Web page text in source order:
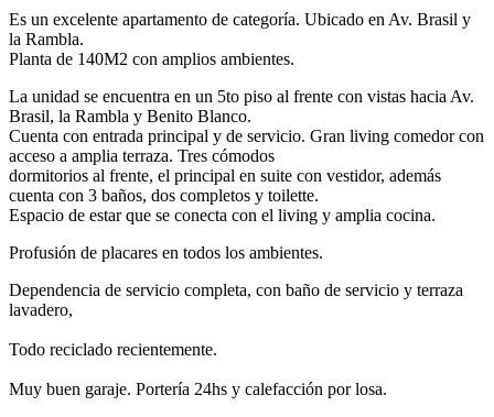
Es un excelente apartamento de categoría. Ubicado en Av. Brasil y
la Rambla.
Planta de 140M2 con amplios ambientes.
La unidad se encuentra en un 5to piso al frente con vistas hacia Av.
Brasil, la Rambla y Benito Blanco.
Cuenta con entrada principal y de servicio. Gran living comedor con
acceso a amplia terraza. Tres cómodos
dormitorios al frente, el principal en suite con vestidor, además
cuenta con 3 baños, dos completos y toilette.
Espacio de estar que se conecta con el living y amplia cocina.
Profusión de placares en todos los ambientes.
Dependencia de servicio completa, con baño de servicio y terraza
lavadero,
Todo reciclado recientemente.
Muy buen garaje. Portería 24hs y calefacción por losa.